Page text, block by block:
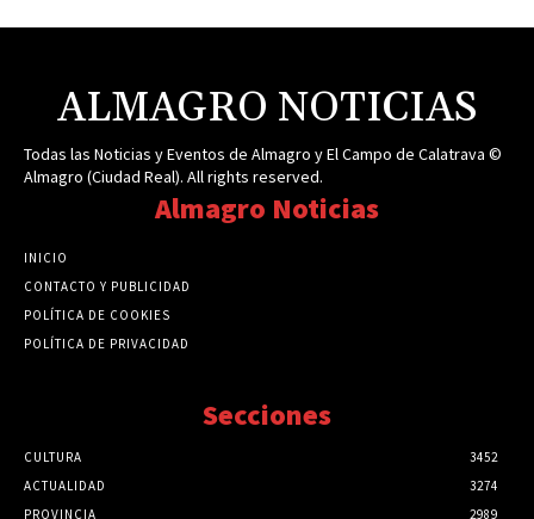
ALMAGRO NOTICIAS
Todas las Noticias y Eventos de Almagro y El Campo de Calatrava ©
Almagro (Ciudad Real). All rights reserved.
Almagro Noticias
INICIO
CONTACTO Y PUBLICIDAD
POLÍTICA DE COOKIES
POLÍTICA DE PRIVACIDAD
Secciones
CULTURA
3452
ACTUALIDAD
3274
PROVINCIA
2989